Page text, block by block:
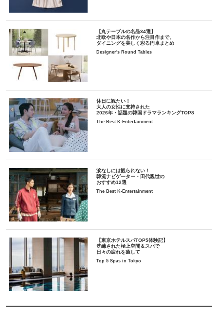
【丸テーブルの名品34選】
北欧や日本の名作から注目作まで。
ダイニングを美しく彩る円卓まとめ
Designer's Round Tables
休日に観たい！
大人の女性に支持された
2026年・話題の韓国ドラマランキングTOP8
The Best K-Entertainment
涙なしには観られない！
韓流ナビゲーター・田代親世の
おすすめ12選
The Best K-Entertainment
【東京ホテルスパTOP5体験記】
洗練された極上空間＆スパで
日々の疲れを癒して
Top 5 Spas in Tokyo